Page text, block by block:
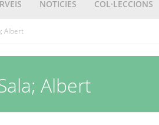
NOTICIES COL·LECCIONS
Albert
Albert